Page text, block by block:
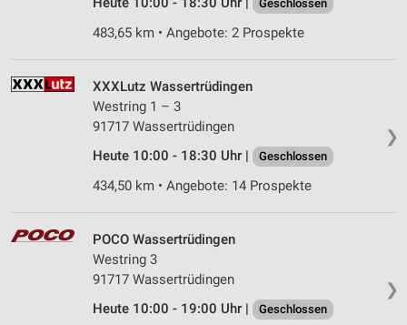
Geschlossen
483,65 km • Angebote: 2 Prospekte
❯
XXXLutz Wassertrüdingen
Westring 1 – 3
91717 Wassertrüdingen
Heute 10:00 - 18:30 Uhr |
Geschlossen
434,50 km • Angebote: 14 Prospekte
❯
POCO Wassertrüdingen
Westring 3
91717 Wassertrüdingen
Heute 10:00 - 19:00 Uhr |
Geschlossen